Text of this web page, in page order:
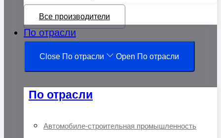
Все производители
По отрасли
Close По отрасли Open По отрасли
По отрасли
Автомобиле-строительная промышленность